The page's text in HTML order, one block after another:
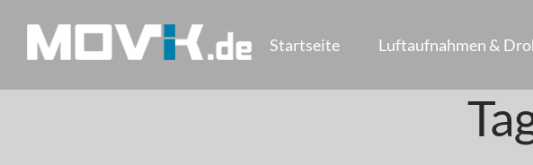
content
Startseite Luftaufnahmen &